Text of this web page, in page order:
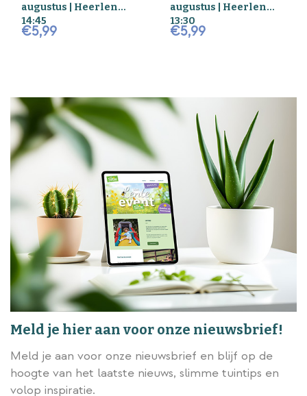
augustus | Heerlen
14:45
€5,99
augustus | Heerlen
13:30
€5,99
Meld je hier aan voor onze nieuwsbrief!
Meld je aan voor onze nieuwsbrief en blijf op de
hoogte van het laatste nieuws, slimme tuintips en
volop inspiratie.